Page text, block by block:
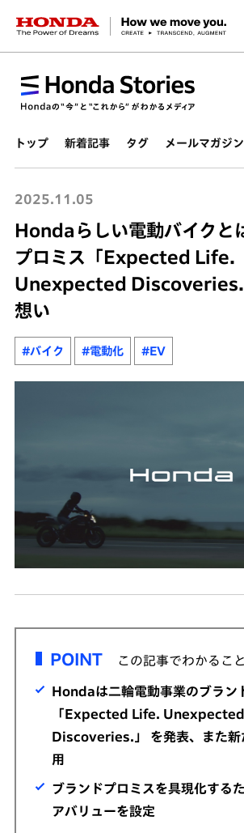
HONDA The Power of Dreams
トップ 新着記事 タグ メールマガジン
2025.11.05
Hondaらしい電動バイクと
プロミス「Expected Life.
Unexpected Discoveries.
想い
#バイク #電動化 #EV
POINT この記事でわかること
Hondaは二輪電動事業のブラン
「Expected Life. Unexpected
Discoveries.」 を発表、また新
用
ブランドプロミスを具現化する
アバリューを設定